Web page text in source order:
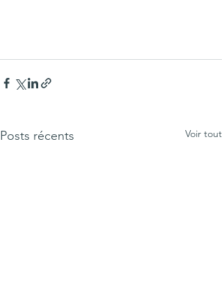
Posts récents Voir tout